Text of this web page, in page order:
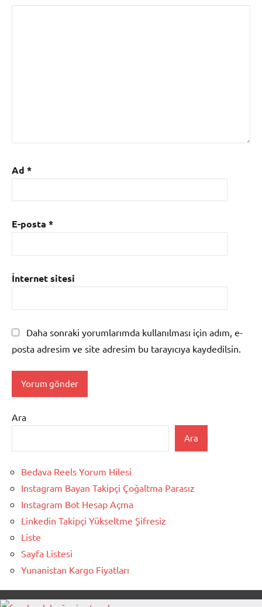
Ad *
E-posta *
İnternet sitesi
Daha sonraki yorumlarımda kullanılması için adım, e-
posta adresim ve site adresim bu tarayıcıya kaydedilsin.
Ara
Ara
Bedava Reels Yorum Hilesi
Instagram Bayan Takipçi Çoğaltma Parasız
Instagram Bot Hesap Açma
Linkedin Takipçi Yükseltme Şifresiz
Liste
Sayfa Listesi
Yunanistan Kargo Fiyatları